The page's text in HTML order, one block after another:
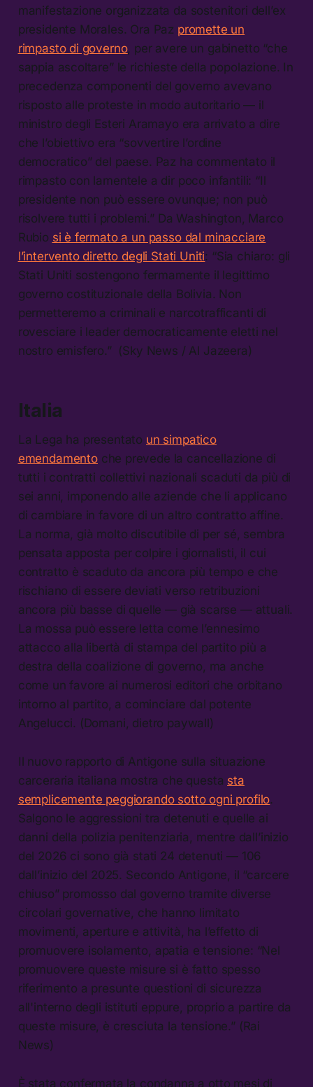
manifestazione organizzata da sostenitori dell’ex
presidente Morales. Ora Paz promette un
rimpasto di governo, per avere un gabinetto “che
sappia ascoltare” le richieste della popolazione. In
precedenza componenti del governo avevano
risposto alle proteste in modo autoritario — il
ministro degli Esteri Aramayo era arrivato a dire
che l’obiettivo era “sovvertire l’ordine
democratico” del paese. Paz ha commentato il
rimpasto con lamentele a dir poco infantili: “Il
presidente non può essere ovunque; non può
risolvere tutti i problemi.” Da Washington, Marco
Rubio si è fermato a un passo dal minacciare
l’intervento diretto degli Stati Uniti: “Sia chiaro: gli
Stati Uniti sostengono fermamente il legittimo
governo costituzionale della Bolivia. Non
permetteremo a criminali e narcotrafficanti di
rovesciare i leader democraticamente eletti nel
nostro emisfero.” (Sky News / Al Jazeera)
Italia
La Lega ha presentato un simpatico
emendamentoche prevede la cancellazione di
tutti i contratti collettivi nazionali scaduti da più di
sei anni, imponendo alle aziende che li applicano
di cambiare in favore di un altro contratto affine.
La norma, già molto discutibile di per sé, sembra
pensata apposta per colpire i giornalisti, il cui
contratto è scaduto da ancora più tempo e che
rischiano di essere deviati verso retribuzioni
ancora più basse di quelle — già scarse — attuali.
La mossa può essere letta come l’ennesimo
attacco alla libertà di stampa del partito più a
destra della coalizione di governo, ma anche
come un favore ai numerosi editori che orbitano
intorno al partito, a cominciare dal potente
Angelucci. (Domani, dietro paywall)
Il nuovo rapporto di Antigone sulla situazione
carceraria italiana mostra che questa sta
semplicemente peggiorando sotto ogni profilo.
Salgono le aggressioni tra detenuti e quelle ai
danni della polizia penitenziaria, mentre dall’inizio
del 2026 ci sono già stati 24 detenuti — 106
dall’inizio del 2025. Secondo Antigone, il “carcere
chiuso” promosso dal governo tramite diverse
circolari governative, che hanno limitato
movimenti, aperture e attività, ha l’effetto di
promuovere isolamento, apatia e tensione: “Nel
promuovere queste misure si è fatto spesso
riferimento a presunte questioni di sicurezza
all'interno degli istituti eppure, proprio a partire da
queste misure, è cresciuta la tensione.” (Rai
News)
È stata confermata la condanna a otto mesi di